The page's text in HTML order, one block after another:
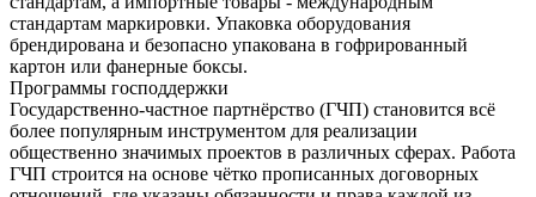
стандартам маркировки. Упаковка оборудования
брендирована и безопасно упакована в гофрированный
картон или фанерные боксы.
Программы господдержки
Государственно-частное партнёрство (ГЧП) становится всё
более популярным инструментом для реализации
общественно значимых проектов в различных сферах. Работа
ГЧП строится на основе чётко прописанных договорных